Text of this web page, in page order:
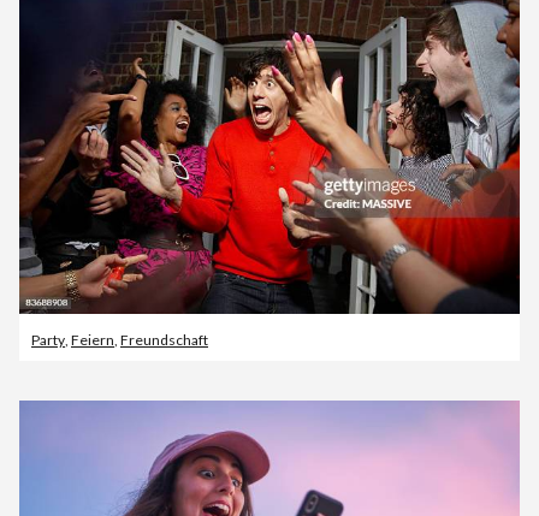
Party, Feiern, Freundschaft